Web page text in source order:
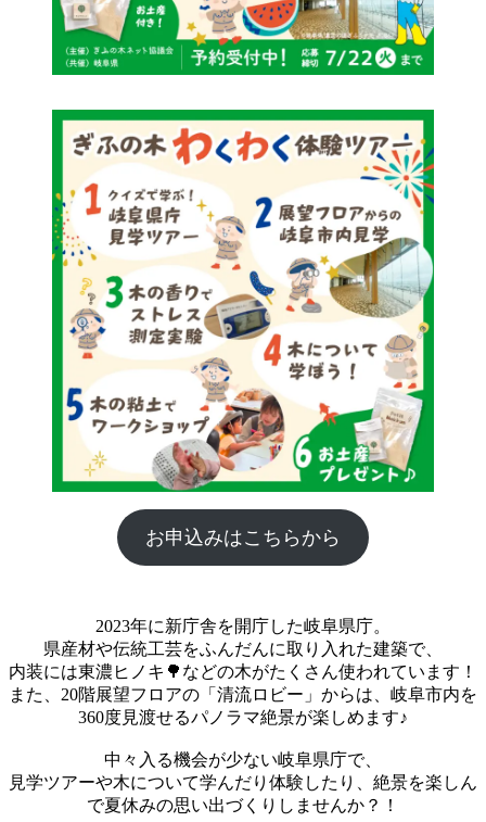
お申込みはこちらから
2023年に新庁舎を開庁した岐阜県庁。
県産材や伝統工芸をふんだんに取り入れた建築で、
内装には東濃ヒノキ🌳などの木がたくさん使われています！
また、20階展望フロアの「清流ロビー」からは、岐阜市内を
360度見渡せるパノラマ絶景が楽しめます♪
中々入る機会が少ない岐阜県庁で、
見学ツアーや木について学んだり体験したり、絶景を楽しん
で夏休みの思い出づくりしませんか？！